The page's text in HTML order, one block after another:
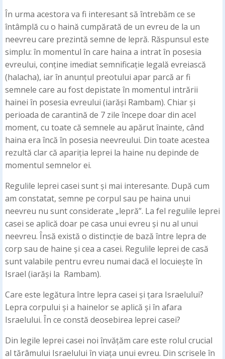
În urma acestora va fi interesant să întrebăm ce se
întâmplă cu o haină cumpărată de un evreu de la un
neevreu care prezintă semne de lepră. Răspunsul este
simplu: în momentul în care haina a intrat în posesia
evreului, conține imediat semnificație legală evreiască
(halacha), iar în anunțul preotului apar parcă ar fi
semnele care au fost depistate în momentul intrării
hainei în posesia evreului (iarăși Rambam). Chiar și
perioada de carantină de 7 zile începe doar din acel
moment, cu toate că semnele au apărut înainte, când
haina era încă în posesia neevreului. Din toate acestea
rezultă clar că apariția leprei la haine nu depinde de
momentul semnelor ei.
Regulile leprei casei sunt și mai interesante. După cum
am constatat, semne pe corpul sau pe haina unui
neevreu nu sunt considerate „lepră”. La fel regulile leprei
casei se aplică doar pe casa unui evreu și nu al unui
neevreu. Însă există o distincție de bază între lepra de
corp sau de haine și cea a casei. Regulile leprei de casă
sunt valabile pentru evreu numai dacă el locuiește în
Israel (iarăși la Rambam).
Care este legătura între lepra casei și țara Israelului?
Lepra corpului și a hainelor se aplică și în afara
Israelului. În ce constă deosebirea leprei casei?
Din legile leprei casei noi învățăm care este rolul crucial
al tărâmului Israelului în viața unui evreu. Din scrisele în